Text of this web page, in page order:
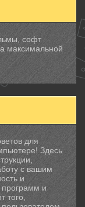
софт
максимальной
для
Здесь
с вашим
и
программ и
того,